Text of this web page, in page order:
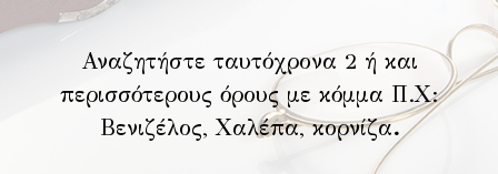
Αναζητήστε ταυτόχρονα 2 ή και
περισσότερους όρους με κόμμα Π.Χ:
Βενιζέλος, Χαλέπα, κορνίζα.